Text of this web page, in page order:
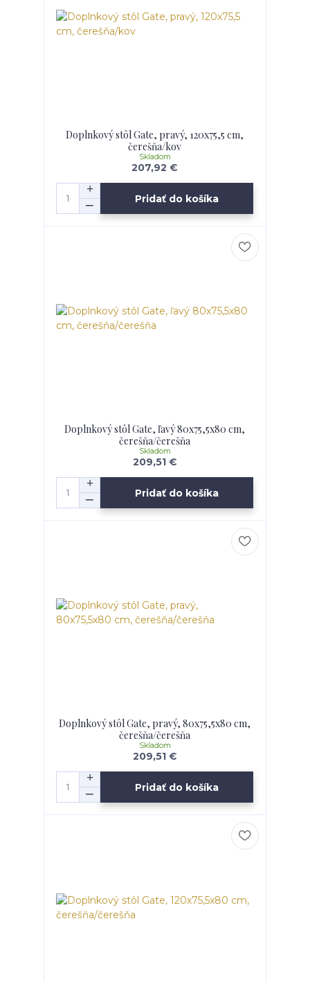
Doplnkový stôl Gate, pravý, 120x75,5 cm,
čerešňa/kov
207,92 €
Skladom
Pridať do košíka
Doplnkový stôl Gate, ľavý 80x75,5x80 cm,
čerešňa/čerešňa
209,51 €
Skladom
Pridať do košíka
Doplnkový stôl Gate, pravý, 80x75,5x80 cm,
čerešňa/čerešňa
209,51 €
Skladom
Pridať do košíka